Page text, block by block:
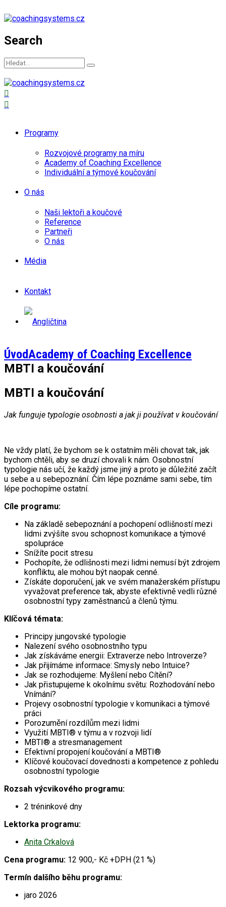
Search
Programy
Rozvojové programy na míru
Academy of Coaching Excellence
Individuální a týmové koučování
O nás
Naši lektoři a koučové
Reference
Partneři
O nás
Média
Kontakt
ÚvodAcademy of Coaching Excellence
MBTI a koučování
MBTI a koučování
Jak funguje typologie osobnosti a jak ji používat v koučování
Ne vždy platí, že bychom se k ostatním měli chovat tak, jak
bychom chtěli, aby se druzí chovali k nám. Osobnostní
typologie nás učí, že každý jsme jiný a proto je důležité začít
u sebe a u sebepoznání. Čím lépe poznáme sami sebe, tím
lépe pochopíme ostatní.
Cíle programu:
Na základě sebepoznání a pochopení odlišností mezi
lidmi zvýšíte svou schopnost komunikace a týmové
spolupráce
Snížíte pocit stresu
Pochopíte, že odlišnosti mezi lidmi nemusí být zdrojem
konfliktu, ale mohou být naopak cenné.
Získáte doporučení, jak ve svém manažerském přístupu
vyvažovat preference tak, abyste efektivně vedli různé
osobnostní typy zaměstnanců a členů týmu.
Klíčová témata:
Principy jungovské typologie
Nalezení svého osobnostního typu
Jak získáváme energii: Extraverze nebo Introverze?
Jak přijímáme informace: Smysly nebo Intuice?
Jak se rozhodujeme: Myšlení nebo Cítění?
Jak přistupujeme k okolnímu světu: Rozhodování nebo
Vnímání?
Projevy osobnostní typologie v komunikaci a týmové
práci
Porozumění rozdílům mezi lidmi
Využití MBTI® v týmu a v rozvoji lidí
MBTI® a stresmanagement
Efektivní propojení koučování a MBTI®
Klíčové koučovací dovednosti a kompetence z pohledu
osobnostní typologie
Rozsah výcvikového programu:
2 tréninkové dny
Lektorka programu:
Anita Crkalová
Cena programu: 12 900,- Kč +DPH (21 %)
Termín dalšího běhu programu:
jaro 2026